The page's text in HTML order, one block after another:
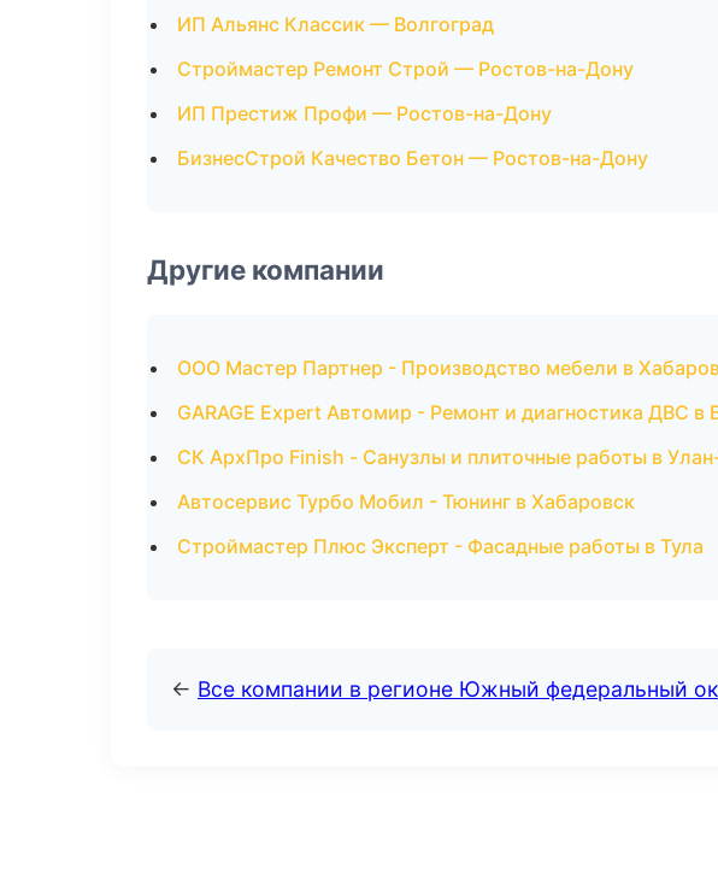
ИП Альянс Классик — Волгоград
Строймастер Ремонт Строй — Ростов-на-Дону
ИП Престиж Профи — Ростов-на-Дону
БизнесСтрой Качество Бетон — Ростов-на-Дону
Другие компании
ООО Мастер Партнер - Производство мебели в
GARAGE Expert Автомир - Ремонт и диагностика ДВС в
СК АрхПро Finish - Санузлы и плиточные работы в
Автосервис Турбо Мобил - Тюнинг в Хабаровск
Строймастер Плюс Эксперт - Фасадные работы в Тула
← Все компании в регионе Южный федеральный